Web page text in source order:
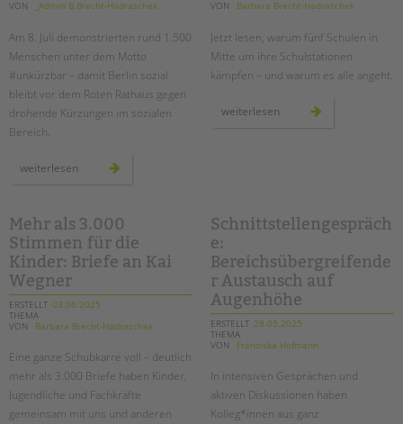
VON
_Admin B.Brecht-Hadraschek
Am 8. Juli demonstrierten rund 1.500
Menschen unter dem Motto
#unkürzbar – damit Berlin sozial
bleibt vor dem Roten Rathaus gegen
drohende Kürzungen im sozialen
Bereich.
weiterlesen
#unkürzbar:
der
sozialen
infrastruktur
–
auch
VON
Barbara Brecht-Hadraschek
Jetzt lesen, warum fünf Schulen in
Mitte um ihre Schulstationen
kämpfen – und warum es alle angeht.
weiterlesen schulstationen
erhalt
Mehr als 3.000
Stimmen für die
Kinder: Briefe an Kai
Wegner
ERSTELLT 03.06.2025
THEMA
VON
Barbara Brecht-Hadraschek
Eine ganze Schubkarre voll – deutlich
mehr als 3.000 Briefe haben Kinder,
Jugendliche und Fachkräfte
gemeinsam mit uns und anderen
Schnittstellengespräch
e:
Bereichsübergreifende
r Austausch auf
Augenhöhe
ERSTELLT 28.05.2025
THEMA
VON
Franziska Hofmann
In intensiven Gesprächen und
aktiven Diskussionen haben
Kolleg*innen aus ganz